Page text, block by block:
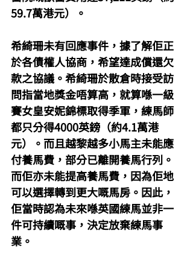
59.7萬港元）。
希綺珊未有回應事件，據了解佢正
於各債權人協商，希望達成償還欠
款之協議。希綺珊於散倉時接受訪
問指當地獎金唔算高，就算喺一級
賽女皇安妮錦標取得季軍，練馬師
都只分得4000英鎊（約4.1萬港
元）。而且越黎越多小馬主未能應
付養馬費，部分已離開養馬行列。
而佢亦未能提高養馬費，因為佢地
可以選擇轉到更大嘅馬房。因此，
佢當時認為未來喺英國練馬並非一
件可持續嘅事，決定放棄練馬事
業。